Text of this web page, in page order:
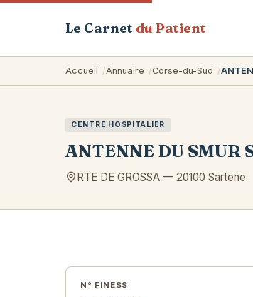
Le Carnet du Patient
Accueil Annuaire Corse-du-Sud
CENTRE HOSPITALIER
ANTENNE DU SMUR
RTE DE GROSSA — 20100 Sartene
N° FINESS